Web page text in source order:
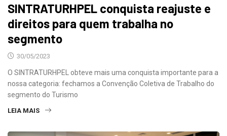
SINTRATURHPEL conquista reajuste e
direitos para quem trabalha no
segmento
30/05/2023
O SINTRATURHPEL obteve mais uma conquista importante para a
nossa categoria: fechamos a Convenção Coletiva de Trabalho do
segmento do Turismo
LEIA MAIS